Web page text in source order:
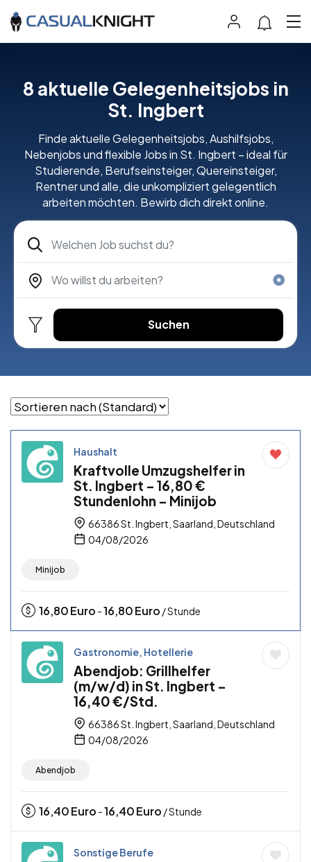
8 aktuelle Gelegenheitsjobs in
St. Ingbert
Finde aktuelle Gelegenheitsjobs, Aushilfsjobs,
Nebenjobs und flexible Jobs in St. Ingbert – ideal für
Studierende, Berufseinsteiger, Quereinsteiger,
Rentner und alle, die unkompliziert gelegentlich
arbeiten möchten. Bewirb dich direkt online.
Suchen
Haushalt
Kraftvolle Umzugshelfer in
St. Ingbert – 16,80 €
Stundenlohn – Minijob
66386 St. Ingbert, Saarland, Deutschland
04/08/2026
Minijob
16,80Euro -16,80Euro / Stunde
Gastronomie, Hotellerie
Abendjob: Grillhelfer
(m/w/d) in St. Ingbert –
16,40 €/Std.
66386 St. Ingbert, Saarland, Deutschland
04/08/2026
Abendjob
16,40Euro -16,40Euro / Stunde
Sonstige Berufe